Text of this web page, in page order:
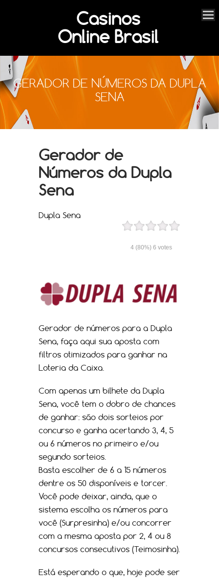
Casinos
Online Brasil
GERADOR DE NÚMEROS DA DUPLA
SENA
Gerador de
Números da Dupla
Sena
4(80%) 6 votes
Dupla Sena
Gerador de números para a Dupla
Sena, faça aqui sua aposta com
filtros otimizados para ganhar na
Loteria da Caixa.
Com apenas um bilhete da Dupla
Sena, você tem o dobro de chances
de ganhar: são dois sorteios por
concurso e ganha acertando 3, 4, 5
ou 6 números no primeiro e/ou
segundo sorteios.
Basta escolher de 6 a 15 números
dentre os 50 disponíveis e torcer.
Você pode deixar, ainda, que o
sistema escolha os números para
você (Surpresinha) e/ou concorrer
com a mesma aposta por 2, 4 ou 8
concursos consecutivos (Teimosinha).
Está esperando o que, hoje pode ser